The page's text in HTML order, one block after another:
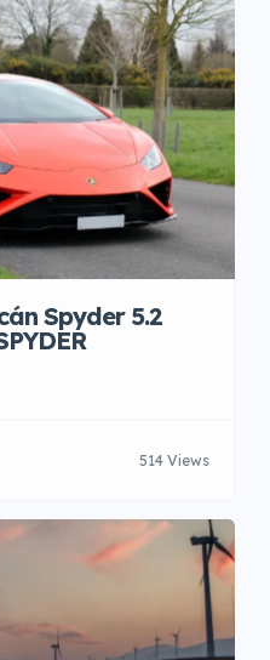
Spyder 5.2
514 Views